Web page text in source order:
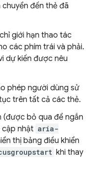
đến thẻ đã
chỉ giới hạn thao tác
các phím trái và phải.
dự kiến được nêu
phép người dùng sử
trên tất cả các thẻ.
(được bỏ qua để ngắn
cập nhật aria-
thị bảng điều khiển
khi thay